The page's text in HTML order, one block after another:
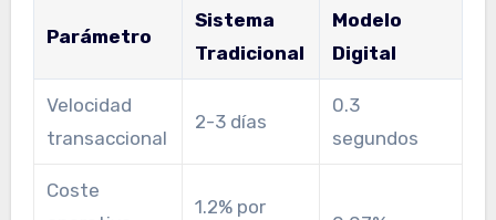
Parámetro
Sistema
Tradicional
Modelo
Digital
Velocidad
transaccional
2-3 días
0.3
segundos
Coste
1.2% por